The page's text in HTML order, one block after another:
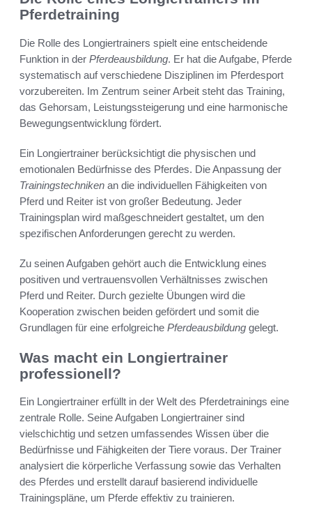
Pferdetraining
Die Rolle des Longiertrainers spielt eine entscheidende
Funktion in der Pferdeausbildung. Er hat die Aufgabe, Pferde
systematisch auf verschiedene Disziplinen im Pferdesport
vorzubereiten. Im Zentrum seiner Arbeit steht das Training,
das Gehorsam, Leistungssteigerung und eine harmonische
Bewegungsentwicklung fördert.
Ein Longiertrainer berücksichtigt die physischen und
emotionalen Bedürfnisse des Pferdes. Die Anpassung der
Trainingstechniken an die individuellen Fähigkeiten von
Pferd und Reiter ist von großer Bedeutung. Jeder
Trainingsplan wird maßgeschneidert gestaltet, um den
spezifischen Anforderungen gerecht zu werden.
Zu seinen Aufgaben gehört auch die Entwicklung eines
positiven und vertrauensvollen Verhältnisses zwischen
Pferd und Reiter. Durch gezielte Übungen wird die
Kooperation zwischen beiden gefördert und somit die
Grundlagen für eine erfolgreiche Pferdeausbildung gelegt.
Was macht ein Longiertrainer
professionell?
Ein Longiertrainer erfüllt in der Welt des Pferdetrainings eine
zentrale Rolle. Seine Aufgaben Longiertrainer sind
vielschichtig und setzen umfassendes Wissen über die
Bedürfnisse und Fähigkeiten der Tiere voraus. Der Trainer
analysiert die körperliche Verfassung sowie das Verhalten
des Pferdes und erstellt darauf basierend individuelle
Trainingspläne, um Pferde effektiv zu trainieren.